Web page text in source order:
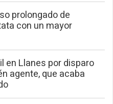
prolongado de
con un mayor
en Llanes por disparo
agente, que acaba